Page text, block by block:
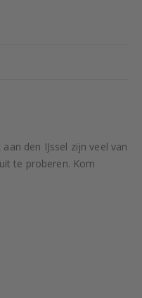
den IJssel zijn veel van
te proberen. Kom